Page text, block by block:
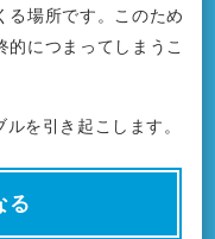
る場所です。このため
につまってしまうこ
を引き起こします。
る